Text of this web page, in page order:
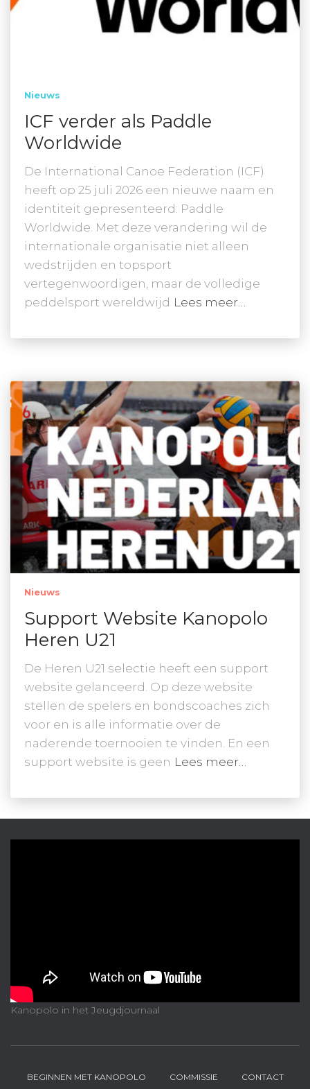
Nieuws
ICF verder als Paddle
Worldwide
De International Canoe Federation (ICF)
heeft op 25 juli 2026 een nieuwe naam en
identiteit gepresenteerd: Paddle
Worldwide. Met deze verandering wil de
internationale organisatie niet alleen
wedstrijden en topsport
vertegenwoordigen, maar de volledige
peddelsport wereldwijd Lees meer…
Nieuws
Support Website Kanopolo
Heren U21
De Heren U21 selectie heeft een support
website gelanceerd. Op deze website
stellen de spelers en bondscoaches zich
voor en is alle informatie over de
naderende toernooien te vinden. En een
support website is geen Lees meer…
Kanopolo in het Jeugdjournaal
BEGINNEN MET KANOPOLO COMMISSIE CONTACT